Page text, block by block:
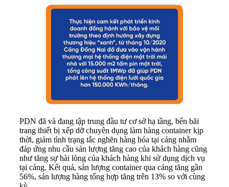
PDN đã và đang tập trung đầu tư cơ sở hạ tầng, bến bãi
trang thiết bị xếp dỡ chuyên dụng làm hàng container kịp
thời, giảm tình trạng tắc nghẽn hàng hóa tại cảng nhằm
đáp ứng nhu cầu sản lượng tăng cao của khách hàng cũng
như tăng sự hài lòng của khách hàng khi sử dụng dịch vụ
tại cảng. Kết quả, sản lượng container qua cảng tăng gần
56%, sản lượng hàng tổng hợp tăng trên 13% so với cùng